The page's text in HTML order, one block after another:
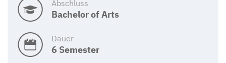
Abschluss
Bachelor of Arts
Dauer
6 Semester